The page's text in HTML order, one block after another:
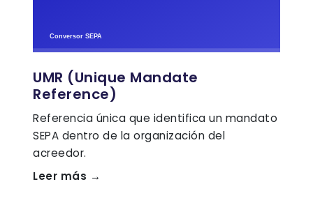
UMR (Unique Mandate
Reference)
Referencia única que identifica un mandato
SEPA dentro de la organización del
acreedor.
Leer más →